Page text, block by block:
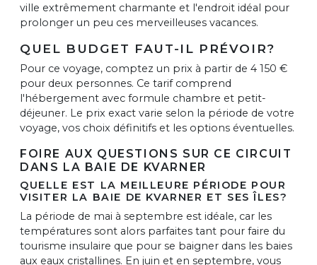
ville extrêmement charmante et l'endroit idéal pour
prolonger un peu ces merveilleuses vacances.
QUEL BUDGET FAUT-IL PRÉVOIR?
Pour ce voyage, comptez un prix à partir de 4 150 €
pour deux personnes. Ce tarif comprend
l'hébergement avec formule chambre et petit-
déjeuner. Le prix exact varie selon la période de votre
voyage, vos choix définitifs et les options éventuelles.
FOIRE AUX QUESTIONS SUR CE CIRCUIT
DANS LA BAIE DE KVARNER
QUELLE EST LA MEILLEURE PÉRIODE POUR
VISITER LA BAIE DE KVARNER ET SES ÎLES?
La période de mai à septembre est idéale, car les
températures sont alors parfaites tant pour faire du
tourisme insulaire que pour se baigner dans les baies
aux eaux cristallines. En juin et en septembre, vous